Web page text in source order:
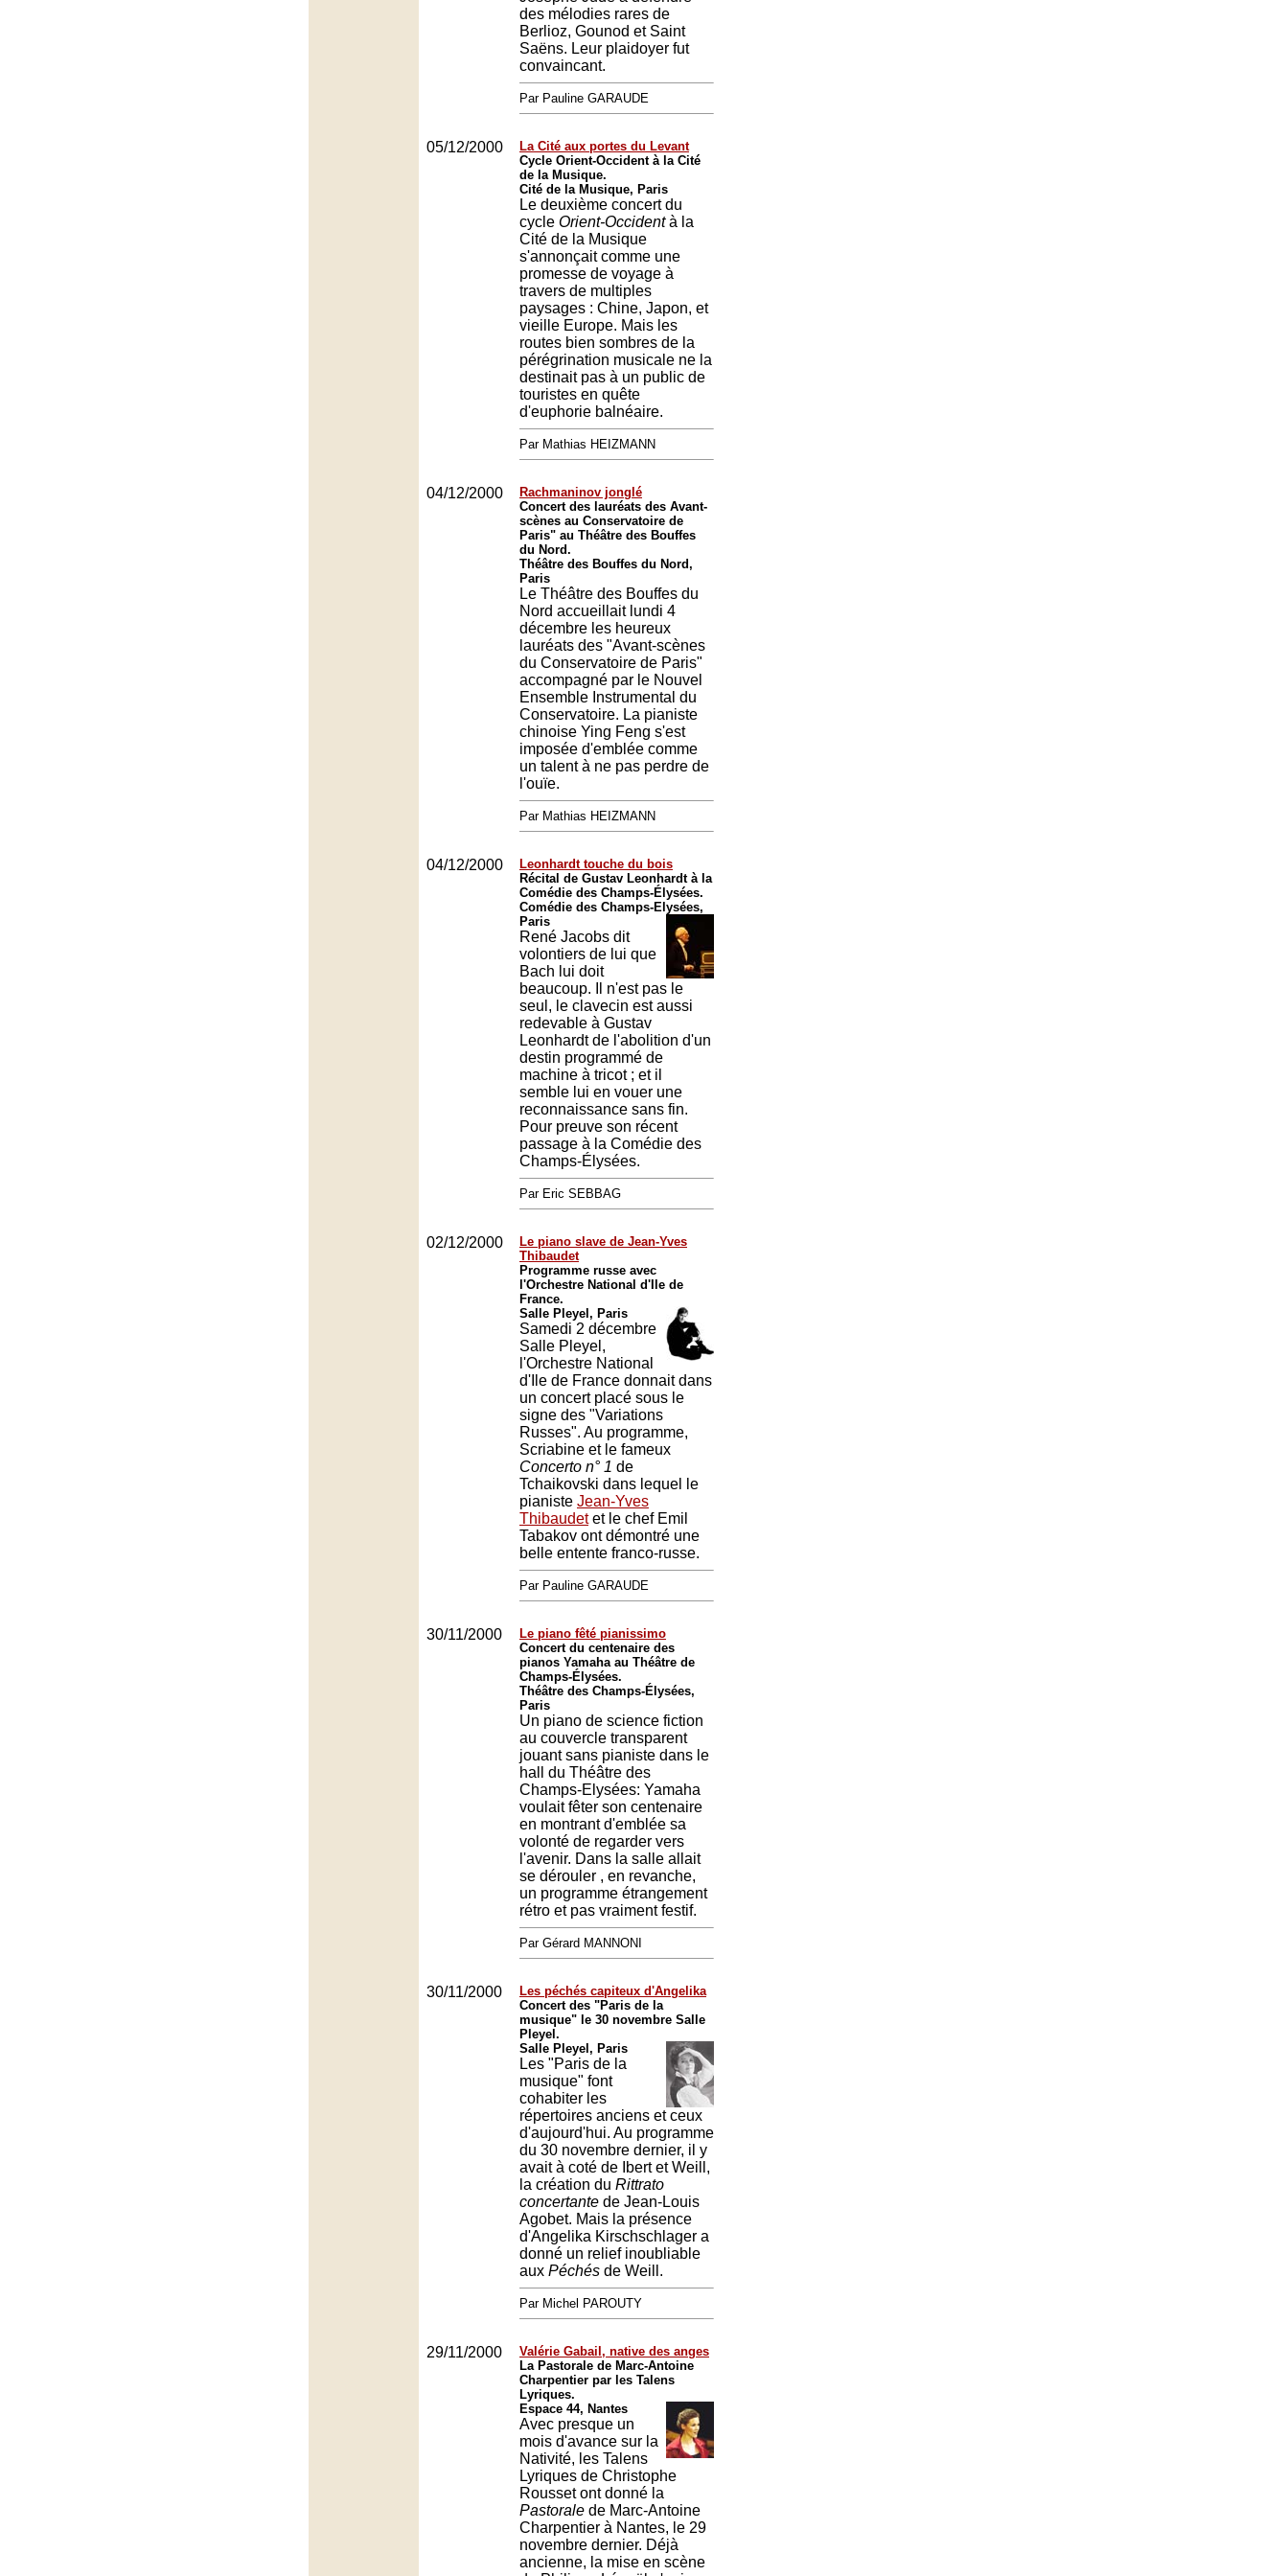
des mélodies rares de
Berlioz, Gounod et Saint
Saëns. Leur plaidoyer fut
convaincant.
Par Pauline GARAUDE
05/12/2000
La Cité aux portes du Levant
Cycle Orient-Occident à la Cité
de la Musique.
Cité de la Musique, Paris
Le deuxième concert du
cycle Orient-Occidentà la
Cité de la Musique
s'annonçait comme une
promesse de voyage à
travers de multiples
paysages : Chine, Japon, et
vieille Europe. Mais les
routes bien sombres de la
pérégrination musicale ne la
destinait pas à un public de
touristes en quête
d'euphorie balnéaire.
Par Mathias HEIZMANN
04/12/2000
Rachmaninov jonglé
Concert des lauréats des Avant-
scènes au Conservatoire de
Paris" au Théâtre des Bouffes
du Nord.
Théâtre des Bouffes du Nord,
Paris
Le Théâtre des Bouffes du
Nord accueillait lundi 4
décembre les heureux
lauréats des "Avant-scènes
du Conservatoire de Paris"
accompagné par le Nouvel
Ensemble Instrumental du
Conservatoire. La pianiste
chinoise Ying Feng s'est
imposée d'emblée comme
un talent à ne pas perdre de
l'ouïe.
Par Mathias HEIZMANN
04/12/2000
Leonhardt touche du bois
Récital de Gustav Leonhardt à la
Comédie des Champs-Élysées.
Comédie des Champs-Elysées,
Paris
René Jacobs dit
volontiers de lui que
Bach lui doit
beaucoup. Il n'est pas le
seul, le clavecin est aussi
redevable à Gustav
Leonhardt de l'abolition d'un
destin programmé de
machine à tricot ; et il
semble lui en vouer une
reconnaissance sans fin.
Pour preuve son récent
passage à la Comédie des
Champs-Élysées.
Par Eric SEBBAG
02/12/2000
Le piano slave de Jean-Yves
Thibaudet
Programme russe avec
l'Orchestre National d'Ile de
France.
Salle Pleyel, Paris
Samedi 2 décembre
Salle Pleyel,
l'Orchestre National
d'Ile de France donnait dans
un concert placé sous le
signe des "Variations
Russes". Au programme,
Scriabine et le fameux
Concerto n° 1 de
Tchaikovski dans lequel le
pianiste Jean-Yves
Thibaudetet le chef Emil
Tabakov ont démontré une
belle entente franco-russe.
Par Pauline GARAUDE
30/11/2000
Le piano fêté pianissimo
Concert du centenaire des
pianos Yamaha au Théâtre de
Champs-Élysées.
Théâtre des Champs-Élysées,
Paris
Un piano de science fiction
au couvercle transparent
jouant sans pianiste dans le
hall du Théâtre des
Champs-Elysées: Yamaha
voulait fêter son centenaire
en montrant d'emblée sa
volonté de regarder vers
l'avenir. Dans la salle allait
se dérouler , en revanche,
un programme étrangement
rétro et pas vraiment festif.
Par Gérard MANNONI
30/11/2000
Les péchés capiteux d'Angelika
Concert des "Paris de la
musique" le 30 novembre Salle
Pleyel.
Salle Pleyel, Paris
Les "Paris de la
musique" font
cohabiter les
répertoires anciens et ceux
d'aujourd'hui. Au programme
du 30 novembre dernier, il y
avait à coté de Ibert et Weill,
la création du Rittrato
concertante de Jean-Louis
Agobet. Mais la présence
d'Angelika Kirschschlager a
donné un relief inoubliable
aux Péchés de Weill.
Par Michel PAROUTY
29/11/2000
Valérie Gabail, native des anges
La Pastorale de Marc-Antoine
Charpentier par les Talens
Lyriques.
Espace 44, Nantes
Avec presque un
mois d'avance sur la
Nativité, les Talens
Lyriques de Christophe
Rousset ont donné la
Pastorale de Marc-Antoine
Charpentier à Nantes, le 29
novembre dernier. Déjà
ancienne, la mise en scène